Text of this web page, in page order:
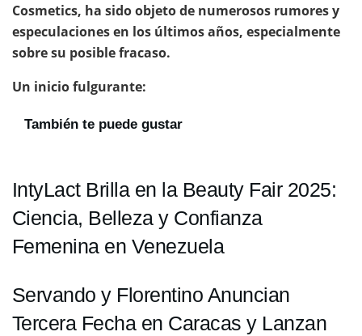
Cosmetics, ha sido objeto de numerosos rumores y
especulaciones en los últimos años, especialmente
sobre su posible fracaso.
Un inicio fulgurante:
También te puede gustar
IntyLact Brilla en la Beauty Fair 2025:
Ciencia, Belleza y Confianza
Femenina en Venezuela
Servando y Florentino Anuncian
Tercera Fecha en Caracas y Lanzan